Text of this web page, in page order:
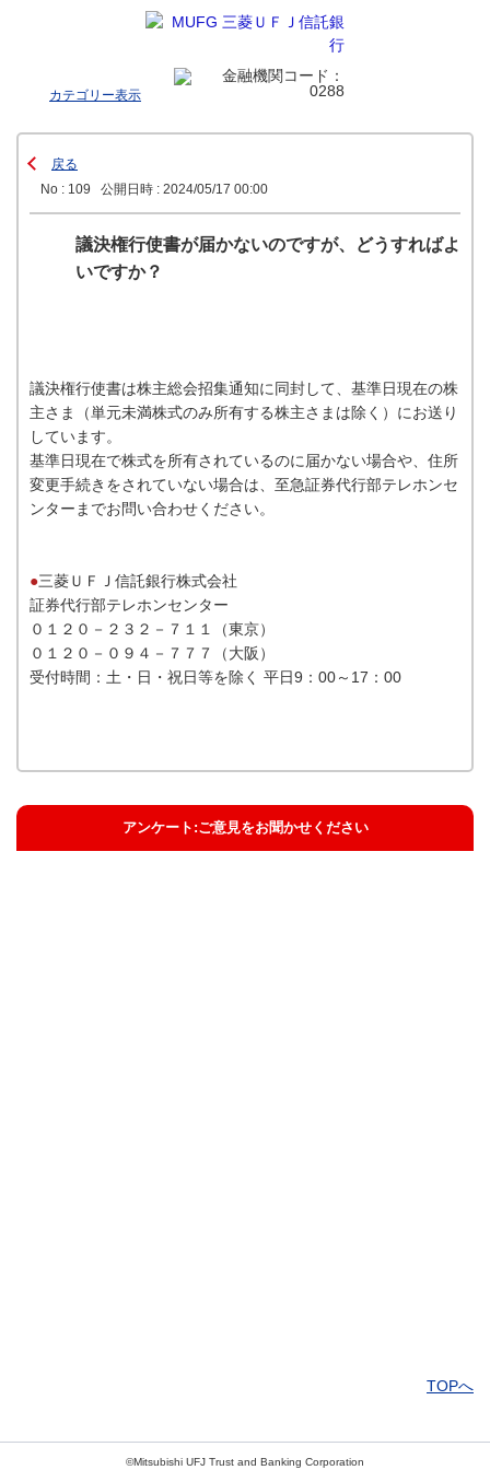
カテゴリー表示
戻る
No : 109
公開日時 : 2024/05/17 00:00
議決権行使書が届かないのですが、どうすればよ
いですか？
議決権行使書は株主総会招集通知に同封して、基準日現在の株
主さま（単元未満株式のみ所有する株主さまは除く）にお送り
しています。
基準日現在で株式を所有されているのに届かない場合や、住所
変更手続きをされていない場合は、至急証券代行部テレホンセ
ンターまでお問い合わせください。
●三菱ＵＦＪ信託銀行株式会社
証券代行部テレホンセンター
０１２０－２３２－７１１（東京）
０１２０－０９４－７７７（大阪）
受付時間：土・日・祝日等を除く 平日9：00～17：00
アンケート:ご意見をお聞かせください
TOPへ
©Mitsubishi UFJ Trust and Banking Corporation